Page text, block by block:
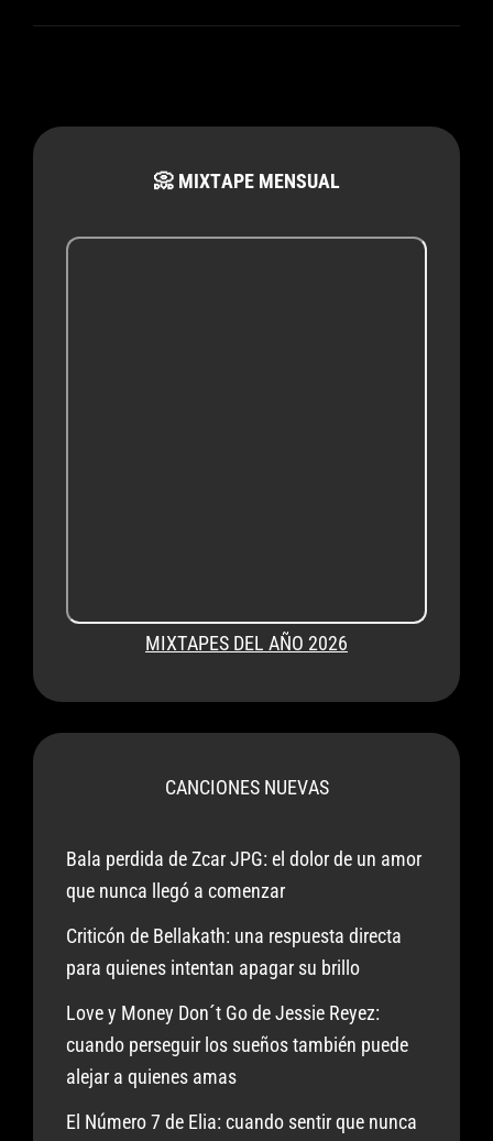
“Mi
Tus
Manos”:
Directo
📀 MIXTAPE MENSUAL
MIXTAPES DEL AÑO 2026
CANCIONES NUEVAS
Bala perdida de Zcar JPG: el dolor de un amor
que nunca llegó a comenzar
Criticón de Bellakath: una respuesta directa
para quienes intentan apagar su brillo
Love y Money Don´t Go de Jessie Reyez:
cuando perseguir los sueños también puede
alejar a quienes amas
El Número 7 de Elia: cuando sentir que nunca